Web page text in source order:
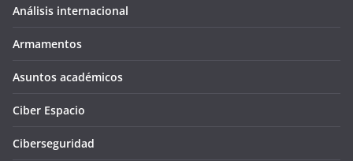
Análisis internacional
Armamentos
Asuntos académicos
Ciber Espacio
Ciberseguridad